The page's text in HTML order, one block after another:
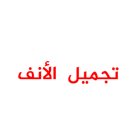
الأنف